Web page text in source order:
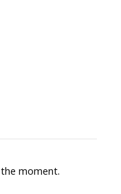
moment.